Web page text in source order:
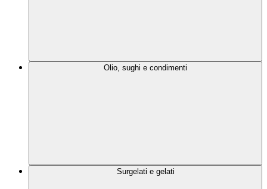
Olio, sughi e condimenti
Surgelati e gelati